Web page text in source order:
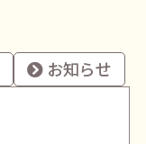
お知らせ